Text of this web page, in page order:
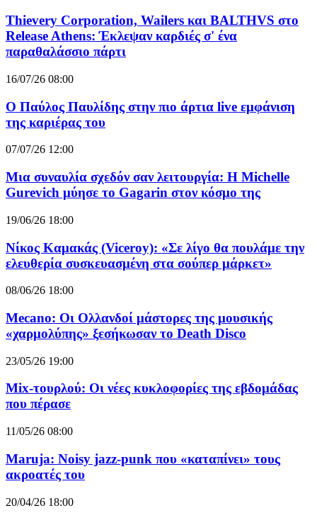
Thievery Corporation, Wailers και BALTHVS στο
Release Athens: Έκλεψαν καρδιές σ' ένα
παραθαλάσσιο πάρτι
16/07/26 08:00
Ο Παύλος Παυλίδης στην πιο άρτια live εμφάνιση
της καριέρας του
07/07/26 12:00
Μια συναυλία σχεδόν σαν λειτουργία: Η Michelle
Gurevich μύησε το Gagarin στον κόσμο της
19/06/26 18:00
Νίκος Καμακάς (Viceroy): «Σε λίγο θα πουλάμε την
ελευθερία συσκευασμένη στα σούπερ μάρκετ»
08/06/26 18:00
Mecano: Οι Ολλανδοί μάστορες της μουσικής
«χαρμολύπης» ξεσήκωσαν το Death Disco
23/05/26 19:00
Mix-τουρλού: Οι νέες κυκλοφορίες της εβδομάδας
που πέρασε
11/05/26 08:00
Maruja: Noisy jazz-punk που «καταπίνει» τους
ακροατές του
20/04/26 18:00